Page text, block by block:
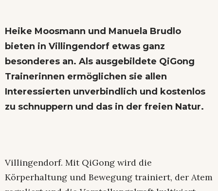
Heike Moosmann und Manuela Brudlo
bieten in Villingendorf etwas ganz
besonderes an. Als ausgebildete QiGong
Trainerinnen ermöglichen sie allen
Interessierten unverbindlich und kostenlos
zu schnuppern und das in der freien Natur.
Villingendorf. Mit QiGong wird die
Körperhaltung und Bewegung trainiert, der Atem